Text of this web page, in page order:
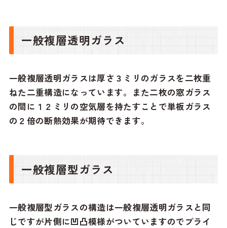
一般複層透明ガラス
一般複層透明ガラスは厚さ３ミリのガラスを二枚重
ねた二重構造になっています。また二枚の窓ガラス
の間に１２ミリの空気層を持たすことで単板ガラス
の２倍の断熱効果が期待できます。
一般複層型ガラス
一般複層型ガラスの構造は一般複層透明ガラスと同
じですが片側に凹凸模様がついていますのでプライ